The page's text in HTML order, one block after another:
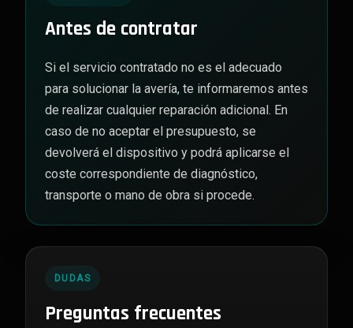
Antes de contratar
Si el servicio contratado no es el adecuado
para solucionar la avería, te informaremos antes
de realizar cualquier reparación adicional. En
caso de no aceptar el presupuesto, se
devolverá el dispositivo y podrá aplicarse el
coste correspondiente de diagnóstico,
transporte o mano de obra si procede.
DUDAS
Preguntas frecuentes